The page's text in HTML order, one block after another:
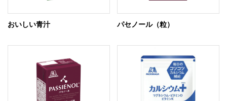
おいしい青汁 パセノール（粒）